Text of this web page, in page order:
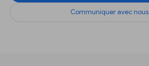
Communiquer avec nous